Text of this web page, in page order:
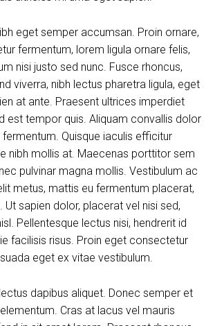
eget semper accumsan. Proin ornare,
fermentum, lorem ligula ornare felis,
nisi justo sed nunc. Fusce rhoncus,
viverra, nibh lectus pharetra ligula, eget
at ante. Praesent ultrices imperdiet
est tempor quis. Aliquam convallis dolor
Quisque iaculis efficitur
nibh mollis at. Maecenas porttitor sem
pulvinar magna mollis. Vestibulum ac
metus, mattis eu fermentum placerat,
Ut sapien dolor, placerat vel nisi sed,
Pellentesque lectus nisi, hendrerit id
facilisis risus. Proin eget consectetur
eget ex vitae vestibulum.
dapibus aliquet. Donec semper et
Cras at lacus vel mauris